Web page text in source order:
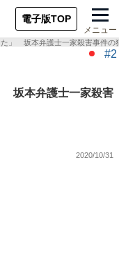
電子版TOP
メニュー
た」 坂本弁護士一家殺害事件の
#2
坂本弁護士一家殺害
2020/10/31